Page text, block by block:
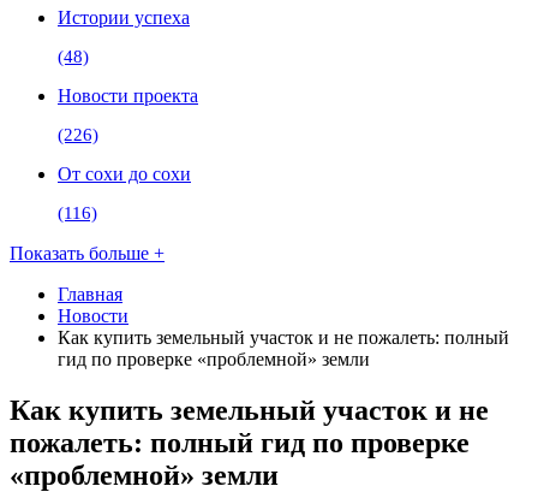
Истории успеха
(48)
Новости проекта
(226)
От сохи до сохи
(116)
Показать больше +
Главная
Новости
Как купить земельный участок и не пожалеть: полный
гид по проверке «проблемной» земли
Как купить земельный участок и не
пожалеть: полный гид по проверке
«проблемной» земли